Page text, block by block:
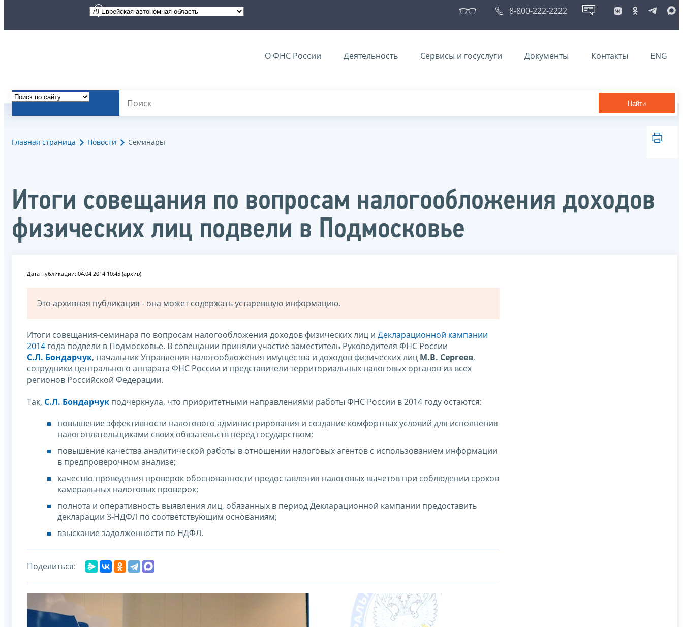
8-800-222-2222
О ФНС России Деятельность Сервисы и госуслуги Документы Контакты ENG
Найти
Главная страница Новости Семинары
Итоги совещания по вопросам налогообложения доходов
физических лиц подвели в Подмосковье
Дата публикации: 04.04.2014 10:45 (архив)
Это архивная публикация - она может содержать устаревшую информацию.
Итоги совещания-семинара по вопросам налогообложения доходов физических лиц и Декларационной кампании
2014 года подвели в Подмосковье. В совещании приняли участие заместитель Руководителя ФНС России
С.Л. Бондарчук, начальник Управления налогообложения имущества и доходов физических лиц М.В. Сергеев,
сотрудники центрального аппарата ФНС России и представители территориальных налоговых органов из всех
регионов Российской Федерации.
Так, С.Л. Бондарчук подчеркнула, что приоритетными направлениями работы ФНС России в 2014 году остаются:
повышение эффективности налогового администрирования и создание комфортных условий для исполнения
налогоплательщиками своих обязательств перед государством;
повышение качества аналитической работы в отношении налоговых агентов с использованием информации
в предпроверочном анализе;
качество проведения проверок обоснованности предоставления налоговых вычетов при соблюдении сроков
камеральных налоговых проверок;
полнота и оперативность выявления лиц, обязанных в период Декларационной кампании предоставить
декларации 3-НДФЛ по соответствующим основаниям;
взыскание задолженности по НДФЛ.
Поделиться: